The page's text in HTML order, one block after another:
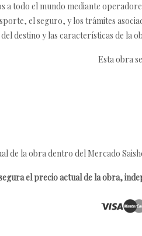
a todo el mundo mediante
el seguro, y los trámites
destino y las características de la
Esta obra
la obra dentro del Mercado
el precio actual de la obra,